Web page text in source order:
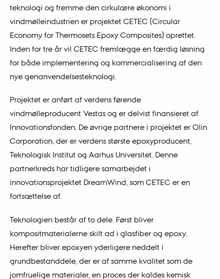
teknologi og fremme den cirkulære økonomi i
vindmølleindustrien er projektet CETEC (Circular
Economy for Thermosets Epoxy Composites) oprettet.
Inden for tre år vil CETEC fremlægge en færdig løsning
for både implementering og kommercialisering af den
nye genanvendelsesteknologi.
Projektet er anført af verdens førende
vindmølleproducent Vestas og er delvist finansieret af
Innovationsfonden. De øvrige partnere i projektet er Olin
Corporation, der er verdens største epoxyproducent,
Teknologisk Institut og Aarhus Universitet. Denne
partnerkreds har tidligere samarbejdet i
innovationsprojektet DreamWind, som CETEC er en
fortsættelse af.
Teknologien består af to dele. Først bliver
kompositmaterialerne skilt ad i glasfiber og epoxy.
Herefter bliver epoxyen yderligere neddelt i
grundbestanddele, der er af samme kvalitet som de
jomfruelige materialer, en proces der kaldes kemisk